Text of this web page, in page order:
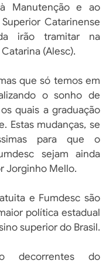
Manutenção e ao
Catarinense
irão tramitar na
(Alesc).
que só temos em
o sonho de
quais a graduação
Estas mudanças, se
para que o
sejam ainda
Jorginho Mello.
e Fumdesc são
política estadual
superior do Brasil.
decorrentes do